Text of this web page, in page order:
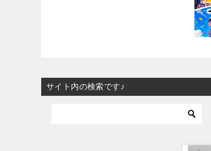
サイト内の検索です♪